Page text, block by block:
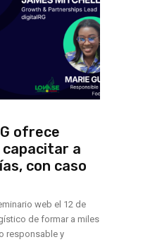
ofrece
a
con caso
web el 12 de
de formar a miles
responsable y